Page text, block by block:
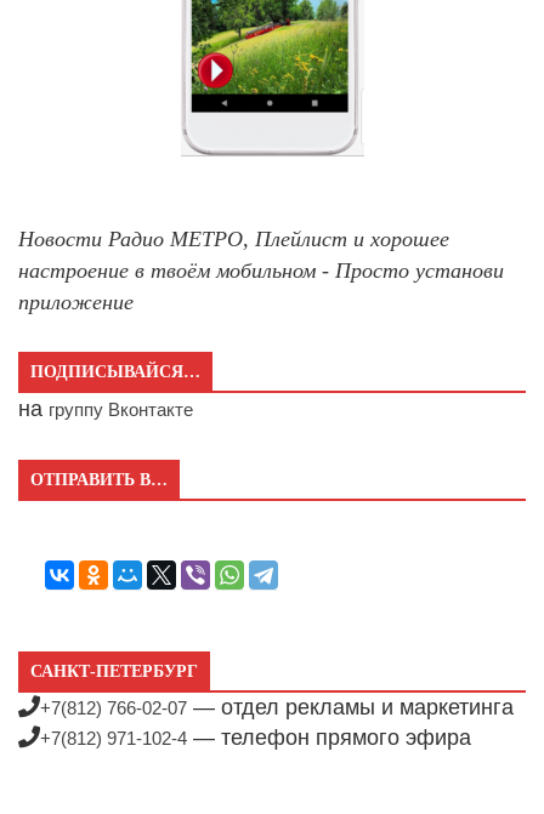
Новости Радио МЕТРО, Плейлист и хорошее
настроение в твоём мобильном - Просто установи
приложение
ПОДПИСЫВАЙСЯ…
на группу Вконтакте
ОТПРАВИТЬ В…
САНКТ-ПЕТЕРБУРГ
+7(812) 766-02-07 — отдел рекламы и маркетинга
+7(812) 971-102-4 — телефон прямого эфира